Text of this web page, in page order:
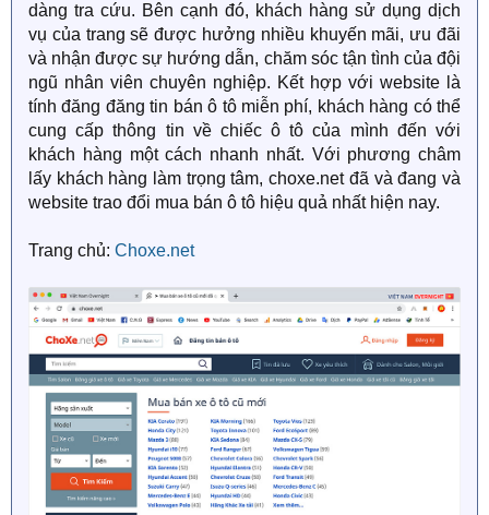
dàng tra cứu. Bên cạnh đó, khách hàng sử dụng dịch
vụ của trang sẽ được hưởng nhiều khuyến mãi, ưu đãi
và nhận được sự hướng dẫn, chăm sóc tận tình của đội
ngũ nhân viên chuyên nghiệp. Kết hợp với website là
tính đăng đăng tin bán ô tô miễn phí, khách hàng có thể
cung cấp thông tin về chiếc ô tô của mình đến với
khách hàng một cách nhanh nhất. Với phương châm
lấy khách hàng làm trọng tâm, choxe.net đã và đang và
website trao đổi mua bán ô tô hiệu quả nhất hiện nay.
Trang chủ: Choxe.net